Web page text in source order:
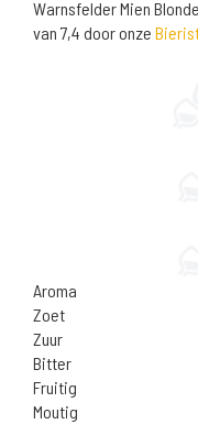
Warnsfelder Mien
van 7,4 door onze
Aroma
Zoet
Zuur
Bitter
Fruitig
Moutig